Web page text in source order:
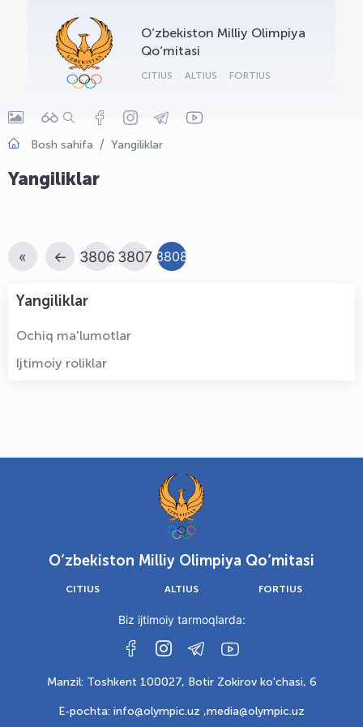
O‘zbekiston Milliy Olimpiya
Qo‘mitasi
CITIUS ALTIUS FORTIUS
Bosh sahifa Yangiliklar
Yangiliklar
« ← 3806 3807 3808
Yangiliklar
Ochiq ma'lumotlar
Ijtimoiy roliklar
O‘zbekiston Milliy Olimpiya Qo‘mitasi
CITIUS ALTIUS FORTIUS
Biz ijtimoiy tarmoqlarda:
Manzil: Toshkent 100027, Botir Zokirov ko'chasi, 6
E-pochta: info@olympic.uz ,media@olympic.uz
OLYMPCHIK AI - yordamchi
Onlayn · olympic.uz